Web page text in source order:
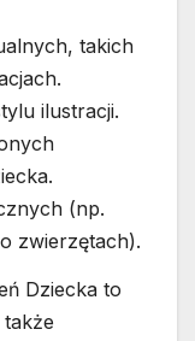
takich
ilustracji.
(np.
zwierzętach).
Dziecka to
także